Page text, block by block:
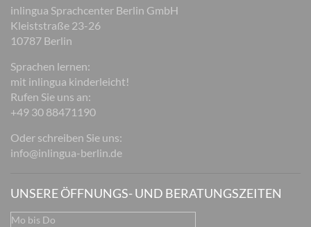
inlingua Sprachcenter Berlin GmbH
Kleiststraße 23-26
10787 Berlin
Sprachen lernen:
mit inlingua kinderleicht!
Rufen Sie uns an:
+49 30 88471190
Oder schreiben Sie uns:
info@inlingua-berlin.de
UNSERE ÖFFNUNGS- UND BERATUNGSZEITEN
Mo bis Do